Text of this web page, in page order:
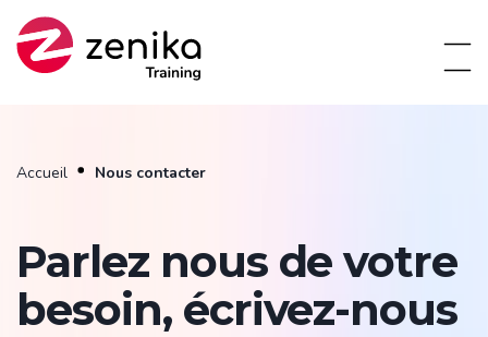
Accueil Nous contacter
Parlez nous de votre
besoin, écrivez-nous